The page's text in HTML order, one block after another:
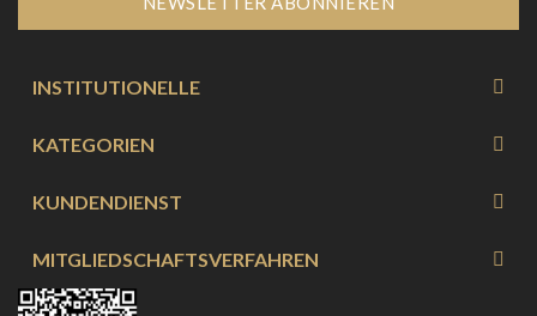
INSTITUTIONELLE
KATEGORIEN
KUNDENDIENST
MITGLIEDSCHAFTSVERFAHREN